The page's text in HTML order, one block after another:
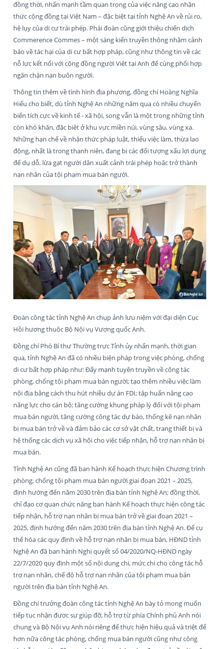
đồng thời, nhấn mạnh tầm quan trọng của việc nâng cao nhận
thức cộng đồng tại Việt Nam – đặc biệt tại tỉnh Nghệ An về rủi ro,
hệ lụy của di cư trái phép. Phái đoàn cũng giới thiệu chiến dịch
Commerence Commes – một sáng kiến truyền thông nhằm cảnh
báo về tác hại của di cư bất hợp pháp, cũng như thông tin về các
nỗ lực kết nối với cộng đồng người Việt tại Anh để cùng phối hợp
ngăn chặn nạn buôn người.
Thông tin thêm về tình hình địa phương, đồng chí Hoàng Nghĩa
Hiếu cho biết, dù tỉnh Nghệ An những năm qua có nhiều chuyển
biến tích cực về kinh tế - xã hội, song vẫn là một trong những tỉnh
còn khó khăn, đặc biệt ở khu vực miền núi, vùng sâu, vùng xa.
Những hạn chế về nhận thức pháp luật, thiếu việc làm, thừa lao
động, nhất là trong thanh niên, đang bị các đối tượng xấu lợi dụng
để dụ dỗ, lừa gạt người dân xuất cảnh trái phép hoặc trở thành
nạn nhân của tội phạm mua bán người.
Đoàn công tác tỉnh Nghệ An chụp ảnh lưu niệm với đại diện Cục
Hồi hương thuộc Bộ Nội vụ Vương quốc Anh.
Đồng chí Phó Bí thư Thường trực Tỉnh ủy nhấn mạnh, thời gian
qua, tỉnh Nghệ An đã có nhiều biện pháp trong việc phòng, chống
di cư bất hợp pháp như: Đẩy mạnh tuyên truyền về công tác
phòng, chống tội phạm mua bán người; tạo thêm nhiều việc làm
nội địa bằng cách thu hút nhiều dự án FDI; tập huấn nâng cao
năng lực cho cán bộ; tăng cường khung pháp lý đối với tội phạm
mua bán người, tăng cường công tác dự báo, thống kê nạn nhân
bị mua bán trở về và đảm bảo các cơ sở vật chất, trang thiết bị và
hệ thống các dịch vụ xã hội cho việc tiếp nhận, hỗ trợ nạn nhân bị
mua bán.
Tỉnh Nghệ An cũng đã ban hành Kế hoạch thực hiện Chương trình
phòng, chống tội phạm mua bán người giai đoạn 2021 – 2025,
định hướng đến năm 2030 trên địa bàn tỉnh Nghệ An; đồng thời,
chỉ đạo cơ quan chức năng ban hành Kế hoạch thực hiện công tác
tiếp nhận, hỗ trợ nạn nhân bị mua bán trở về giai đoạn 2021 –
2025, định hướng đến năm 2030 trên địa bàn tỉnh Nghệ An. Để cụ
thể hóa các quy định về hỗ trợ nạn nhân bị mua bán, HĐND tỉnh
Nghệ An đã ban hành Nghị quyết số 04/2020/NQ-HĐND ngày
22/7/2020 quy định một số nội dung chi, mức chi cho công tác hỗ
trợ nạn nhân, chế độ hỗ trợ nạn nhân của tội phạm mua bán
người trên địa bàn tỉnh Nghệ An.
Đồng chí trưởng đoàn công tác tỉnh Nghệ An bày tỏ mong muốn
tiếp tục nhận được sự giúp đỡ, hỗ trợ từ phía Chính phủ Anh nói
chung và Bộ Nội vụ Anh nói riêng để thực hiện hiệu quả và triệt để
hơn nữa công tác phòng, chống mua bán người cũng như công